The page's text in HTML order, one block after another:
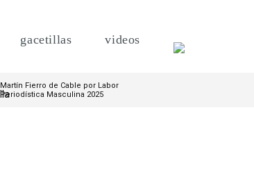
gacetillas videos
Martín Fierro de Cable por Labor
Periodística Masculina 2025